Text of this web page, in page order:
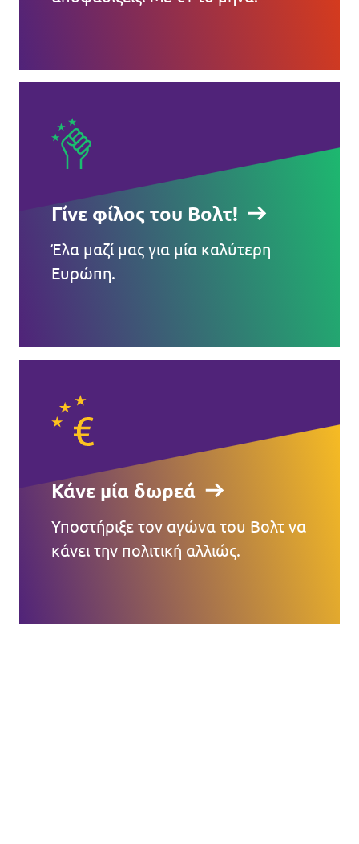
Γίνε φίλος του Βολτ!
Έλα μαζί μας για μία καλύτερη
Ευρώπη.
Κάνε μία δωρεά
Υποστήριξε τον αγώνα του Βολτ να
κάνει την πολιτική αλλιώς.